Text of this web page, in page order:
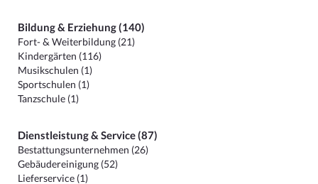
Bildung & Erziehung (140)
Fort- & Weiterbildung (21)
Kindergärten (116)
Musikschulen (1)
Sportschulen (1)
Tanzschule (1)
Dienstleistung & Service (87)
Bestattungsunternehmen (26)
Gebäudereinigung (52)
Lieferservice (1)